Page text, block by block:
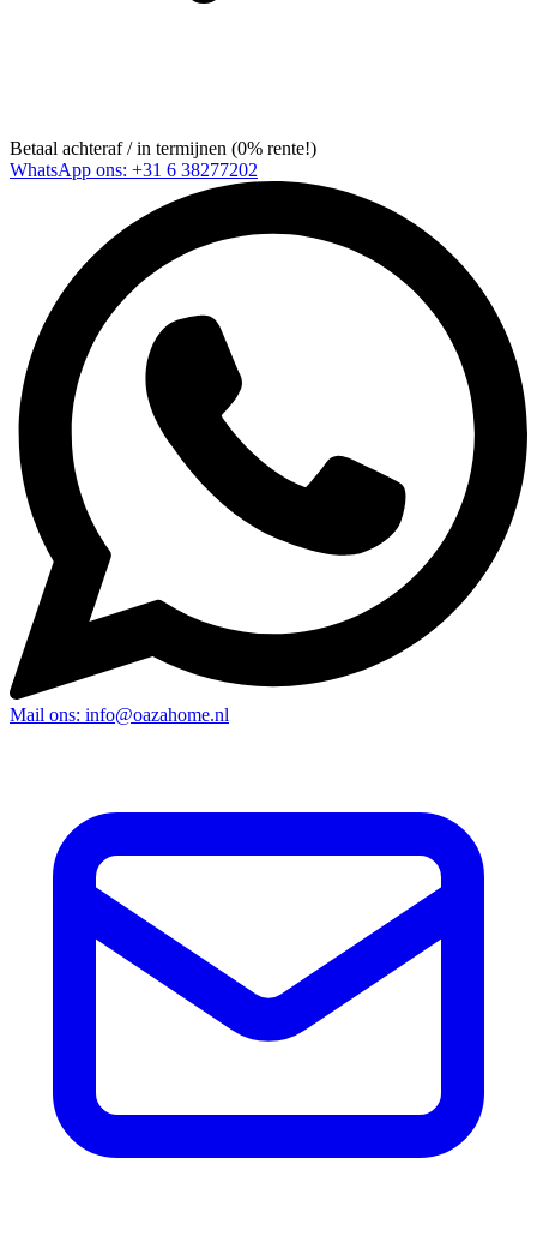
Betaal achteraf / in termijnen (0% rente!)
WhatsApp ons: +31 6 38277202
Mail ons: info@oazahome.nl